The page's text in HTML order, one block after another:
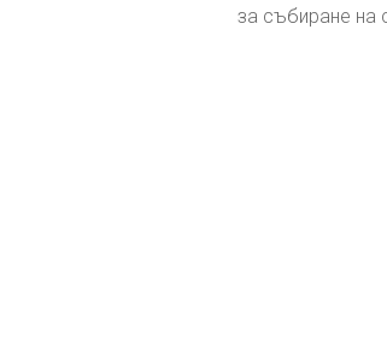
за събиране на